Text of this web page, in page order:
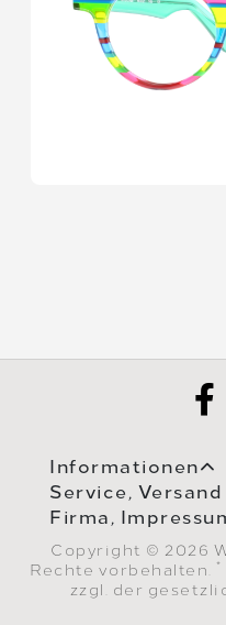
Informationen
Service,
Firma,
Copyright © 2026
Rechte vorbehalten.
*
zzgl. der